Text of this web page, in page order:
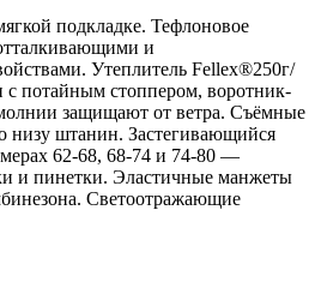
подкладке. Тефлоновое
и
Утеплитель Fellex®250г/
потайным стоппером, воротник-
защищают от ветра. Съёмные
низу штанин. Застегивающийся
62-68, 68-74 и 74-80 —
и пинетки. Эластичные манжеты
Светоотражающие